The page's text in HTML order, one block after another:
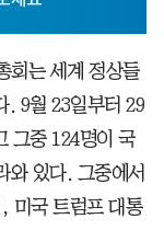
회는 세계 정상들
. 9월 23일부터 29
그중 124명이 국
와 있다. 그중에서
미국 트럼프 대통